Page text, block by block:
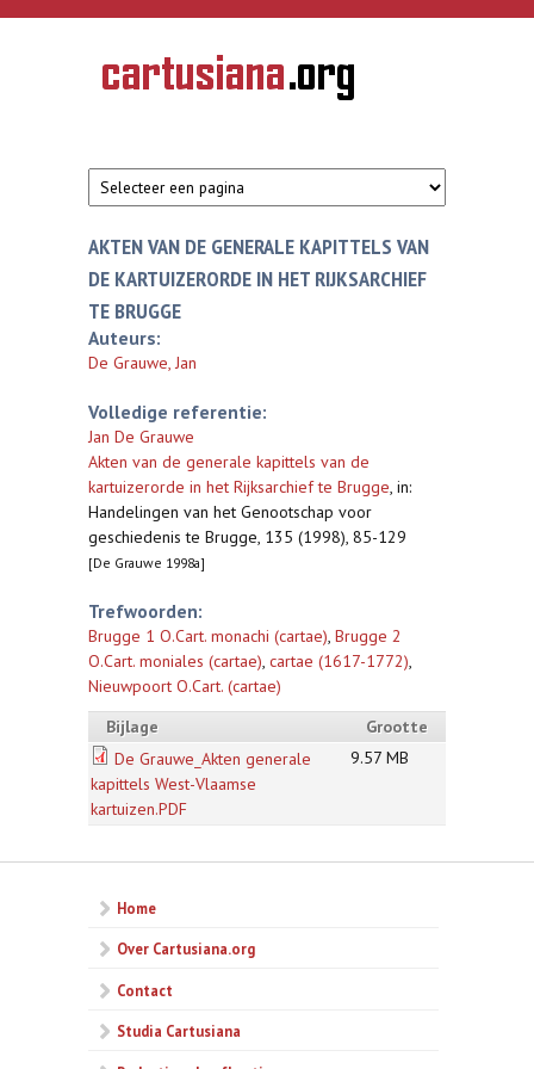
Overslaan en naar de inhoud gaan
CARTUSIANA
Geschiedenis
van de
AKTEN VAN DE GENERALE KAPITTELS VAN
DE KARTUIZERORDE IN HET RIJKSARCHIEF
TE BRUGGE
Auteurs:
De Grauwe, Jan
Volledige referentie:
Jan De Grauwe
Akten van de generale kapittels van de
kartuizerorde in het Rijksarchief te Brugge, in:
Handelingen van het Genootschap voor
geschiedenis te Brugge, 135 (1998), 85-129
[De Grauwe 1998a]
Trefwoorden:
Brugge 1 O.Cart. monachi (cartae), Brugge 2
O.Cart. moniales (cartae), cartae (1617-1772),
Nieuwpoort O.Cart. (cartae)
Bijlage
Grootte
De Grauwe_Akten generale
kapittels West-Vlaamse
kartuizen.PDF
9.57 MB
Home
Over Cartusiana.org
Contact
Studia Cartusiana